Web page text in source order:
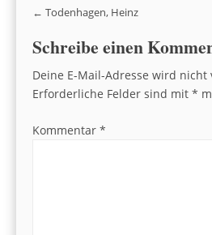
Post navigation
← Todenhagen, Heinz
Schreibe einen
Deine E-Mail-Adresse wird
Erforderliche Felder sind mit *
Kommentar *